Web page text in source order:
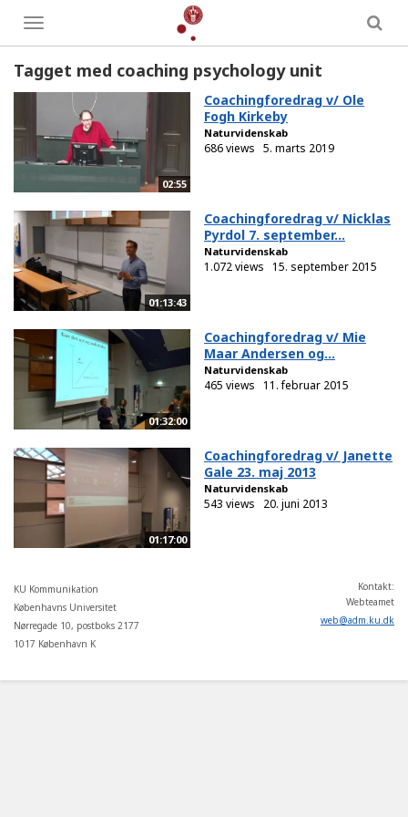
Toggle
menu
Tagget med coaching psychology unit
02:55
Coachingforedrag v/ Ole
Fogh Kirkeby
Naturvidenskab
686 views 5. marts 2019
01:13:43
Coachingforedrag v/ Nicklas
Pyrdol 7. september...
Naturvidenskab
1.072 views 15. september 2015
01:32:00
Coachingforedrag v/ Mie
Maar Andersen og...
Naturvidenskab
465 views 11. februar 2015
01:17:00
Coachingforedrag v/ Janette
Gale 23. maj 2013
Naturvidenskab
543 views 20. juni 2013
KU Kommunikation
Københavns Universitet
Nørregade 10, postboks 2177
1017 København K
Kontakt:
Webteamet
web@adm ku dk